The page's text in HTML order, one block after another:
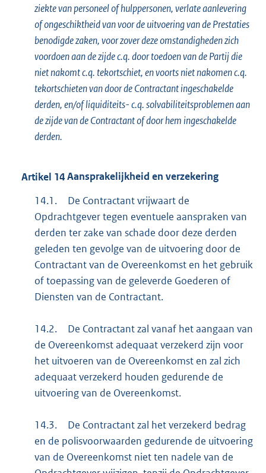
ziekte van personeel of hulppersonen, verlate aanlevering
of ongeschiktheid van voor de uitvoering van de Prestaties
benodigde zaken, voor zover deze omstandigheden zich
voordoen aan de zijde c.q. door toedoen van de Partij die
niet nakomt c.q. tekortschiet, en voorts niet nakomen c.q.
tekortschieten van door de Contractant ingeschakelde
derden, en/of liquiditeits- c.q. solvabiliteitsproblemen aan
de zijde van de Contractant of door hem ingeschakelde
derden.
Artikel 14Aansprakelijkheid en verzekering
14.1.
De Contractant vrijwaart de
Opdrachtgever tegen eventuele aanspraken van
derden ter zake van schade door deze derden
geleden ten gevolge van de uitvoering door de
Contractant van de Overeenkomst en het gebruik
of toepassing van de geleverde Goederen of
Diensten van de Contractant.
14.2.
De Contractant zal vanaf het aangaan van
de Overeenkomst adequaat verzekerd zijn voor
het uitvoeren van de Overeenkomst en zal zich
adequaat verzekerd houden gedurende de
uitvoering van de Overeenkomst.
14.3.
De Contractant zal het verzekerd bedrag
en de polisvoorwaarden gedurende de uitvoering
van de Overeenkomst niet ten nadele van de